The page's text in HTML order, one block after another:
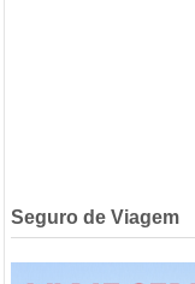
Seguro de Viagem